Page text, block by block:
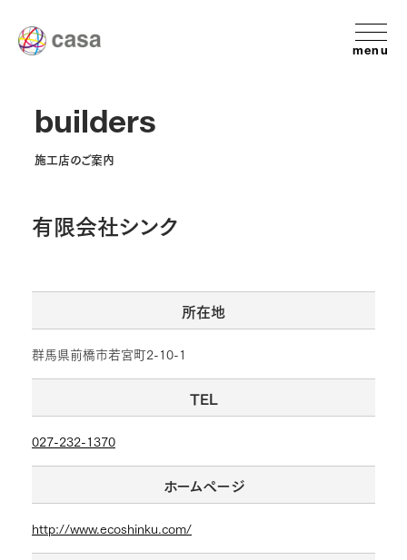
menu
builders
施工店のご案内
有限会社シンク
所在地
群馬県前橋市若宮町2-10-1
TEL
027-232-1370
ホームページ
http://www.ecoshinku.com/